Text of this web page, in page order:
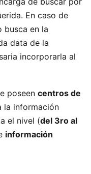
En caso de
busca en la
data de la
incorporarla al
poseen centros de
la información
el nivel (del 3ro al
información